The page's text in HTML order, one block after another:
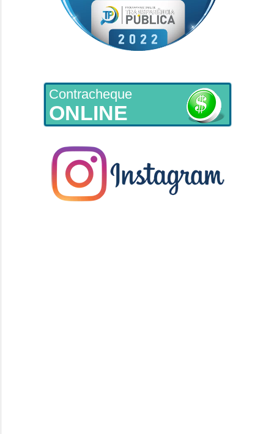
Contracheque
ONLINE